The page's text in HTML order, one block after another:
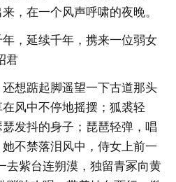
，在一个风声呼啸的夜晚。
，延续千年，携来一位弱女
君
想踮起脚遥望一下古道那头
风中不停地摇摆；狐裘轻
发抖的身子；琵琶轻弹，唱
不禁落泪风中，侍女上前一
去紫台连朔漠，独留青冢向黄